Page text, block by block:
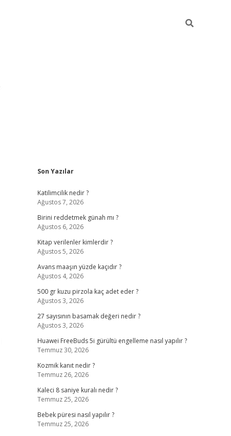
Sidebar
Son Yazılar
Katilimcilik nedir ?
Ağustos 7, 2026
Birini reddetmek günah mı ?
Ağustos 6, 2026
Kitap verilenler kimlerdir ?
Ağustos 5, 2026
Avans maaşın yüzde kaçıdır ?
Ağustos 4, 2026
500 gr kuzu pirzola kaç adet eder ?
Ağustos 3, 2026
27 sayısının basamak değeri nedir ?
Ağustos 3, 2026
Huawei FreeBuds 5i gürültü engelleme nasıl yapılır ?
Temmuz 30, 2026
Kozmik kanıt nedir ?
Temmuz 26, 2026
Kaleci 8 saniye kuralı nedir ?
Temmuz 25, 2026
Bebek püresi nasıl yapılır ?
Temmuz 25, 2026
ilbet giriş